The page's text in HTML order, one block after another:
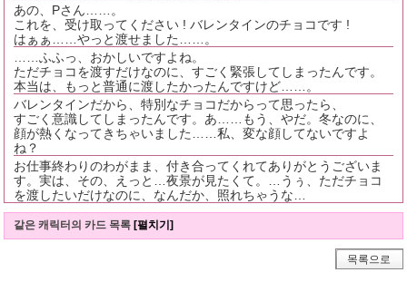
あの、Pさん……。
これを、受け取ってください ! バレンタインのチョコです !
はぁぁ……やっと渡せました……。
……ふふっ、おかしいですよね。
ただチョコを渡すだけなのに、すごく緊張してしまったんです。
本当は、もっと普通に渡したかったんですけど……。
バレンタインだから、特別なチョコだからって思ったら、
すごく意識してしまったんです。あ……もう、やだ。冬なのに、
顔が熱くなってきちゃいました……私、変な顔してないですよ
ね？
お仕事終わりのわがまま、付き合ってくれてありがとうございま
す。実は、その、えっと…夜景が見たくて。…うぅ、ただチョコ
を渡したいだけなのに、なんだか、照れちゃうな…
같은 캐릭터의 카드 목록 [펼치기]
목록으로